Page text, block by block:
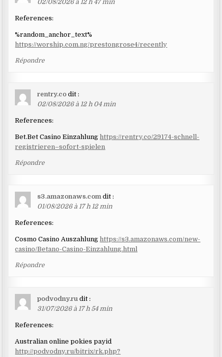
02/08/2026 à 12 h 47 min
References:
%random_anchor_text%
https://worship.com.ng/prestongrose4/recently
Répondre
rentry.co dit :
02/08/2026 à 12 h 04 min
References:
Bet.Bet Casino Einzahlung https://rentry.co/29174-schnell-
registrieren–sofort-spielen
Répondre
s3.amazonaws.com dit :
01/08/2026 à 17 h 12 min
References:
Cosmo Casino Auszahlunghttps://s3.amazonaws.com/new-
casino/Betano-Casino-Einzahlung.html
Répondre
podvodny.ru dit :
31/07/2026 à 17 h 54 min
References:
Australian online pokies payid
http://podvodny.ru/bitrix/rk.php?